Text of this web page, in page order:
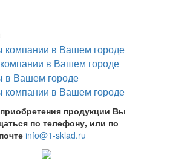
продукции Вы
по телефону, или по
info@1-sklad.ru